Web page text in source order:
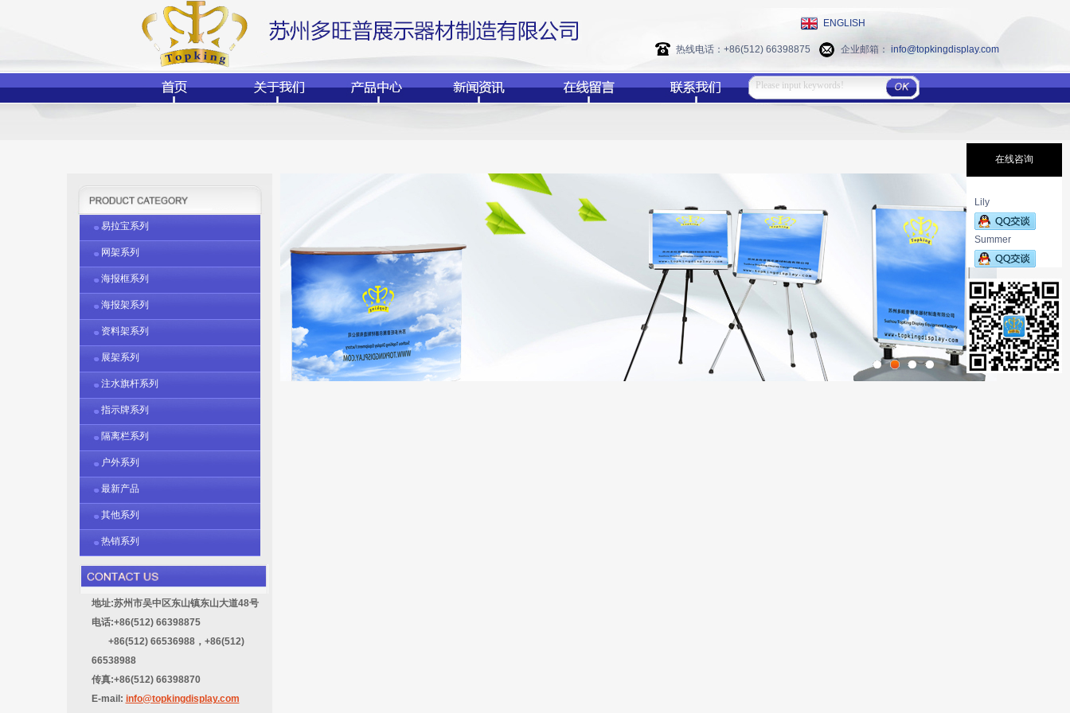
ENGLISH
热线电话：+86(512) 66398875 企业邮箱： info@topkingdisplay.com
易拉宝系列
网架系列
海报框系列
海报架系列
资料架系列
展架系列
注水旗杆系列
指示牌系列
隔离栏系列
户外系列
最新产品
其他系列
热销系列
地址:苏州市吴中区东山镇东山大道48号
电话:+86(512) 66398875
+86(512) 66536988，+86(512)
66538988
传真:+86(512) 66398870
E-mail: info@topkingdisplay.com
在线咨询
Lily
Summer